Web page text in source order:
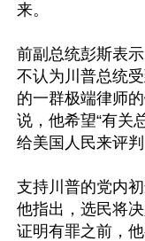
来。
前副总统彭斯表
不认为川普总统
的一群极端律师
说，他希望“有关
给美国人民来评判
支持川普的党内
他指出，选民将
证明有罪之前，他